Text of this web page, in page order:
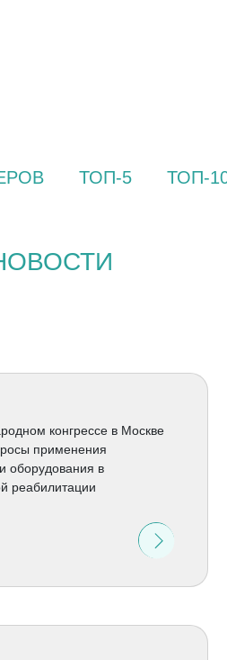
ТОП-5 ТОП-
конгрессе в Москве
применения
оборудования в
реабилитации